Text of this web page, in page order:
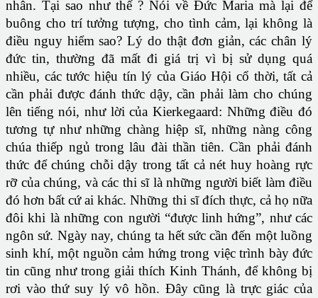
nhân. Tại sao như thế ? Nói về Ðức Maria mà lại để
buông cho trí tưởng tượng, cho tình cảm, lại không là
điều nguy hiểm sao? Lý do thật đơn giản, các chân lý
đức tin, thường đã mất đi giá trị vì bị sử dụng quá
nhiều, các tước hiệu tín lý của Giáo Hội cổ thời, tất cả
cần phải được đánh thức dậy, cần phải làm cho chúng
lên tiếng nói, như lời của Kierkegaard: Những điều đó
tương tự như những chàng hiệp sĩ, những nàng công
chúa thiếp ngủ trong lâu đài thần tiên. Cần phải đánh
thức để chúng chỗi dậy trong tất cả nét huy hoàng rực
rỡ của chúng, và các thi sĩ là những người biết làm điều
đó hơn bất cứ ai khác. Những thi sĩ đích thực, cả họ nữa
đôi khi là những con người “được linh hứng”, như các
ngôn sứ. Ngày nay, chúng ta hết sức cần đến một luồng
sinh khí, một nguồn cảm hứng trong việc trình bày đức
tin cũng như trong giải thích Kinh Thánh, để không bị
rơi vào thứ suy lý vô hồn. Ðây cũng là trực giác của